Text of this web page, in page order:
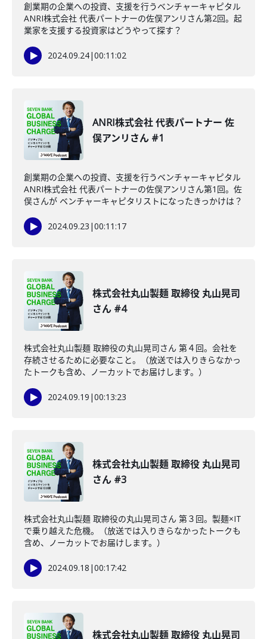
創業期の企業への投資、支援を行うベンチャーキャピタル
ANRI株式会社 代表パートナーの佐俣アンリさん第2回。起
業家を支援する投資家はどうやって探す？
2024.09.24|00:11:02
ANRI株式会社 代表パートナー 佐
俣アンリさん #1
創業期の企業への投資、支援を行うベンチャーキャピタル
ANRI株式会社 代表パートナーの佐俣アンリさん第1回。佐
俣さんが ベンチャーキャピタリストになったきっかけは？
2024.09.23 |00:11:17
株式会社丸山製麺 取締役 丸山晃司
さん #4
株式会社丸山製麺 取締役の丸山晃司さん 第４回。会社を
存続させるために必要なこと。（放送では入りきらなかっ
たトークも含め、ノーカットでお届けします。）
2024.09.19 |00:13:23
株式会社丸山製麺 取締役 丸山晃司
さん #3
株式会社丸山製麺 取締役の丸山晃司さん 第３回。製麺×IT
で乗り越えた危機。（放送では入りきらなかったトークも
含め、ノーカットでお届けします。）
2024.09.18 |00:17:42
株式会社丸山製麺 取締役 丸山晃司